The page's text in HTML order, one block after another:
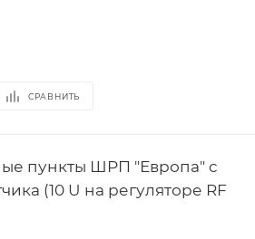
СРАВНИТЬ
пункты ШРП "Европа" c
(10 U на регуляторе RF